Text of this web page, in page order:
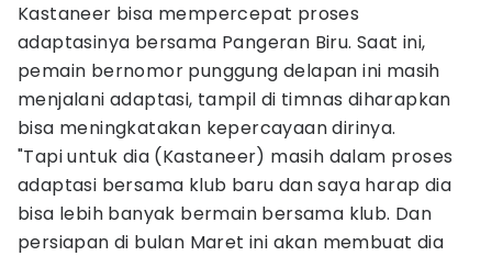
Kastaneer bisa mempercepat proses
adaptasinya bersama Pangeran Biru. Saat ini,
pemain bernomor punggung delapan ini masih
menjalani adaptasi, tampil di timnas diharapkan
bisa meningkatakan kepercayaan dirinya.
"Tapi untuk dia (Kastaneer) masih dalam proses
adaptasi bersama klub baru dan saya harap dia
bisa lebih banyak bermain bersama klub. Dan
persiapan di bulan Maret ini akan membuat dia